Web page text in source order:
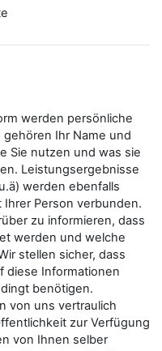
werden persönliche
Ihr Name und
Sie nutzen und was sie
Leistungsergebnisse
werden ebenfalls
Person verbunden.
zu informieren, dass
werden und welche
stellen sicher, dass
diese Informationen
benötigen.
von uns vertraulich
zur Verfügung
von Ihnen selber